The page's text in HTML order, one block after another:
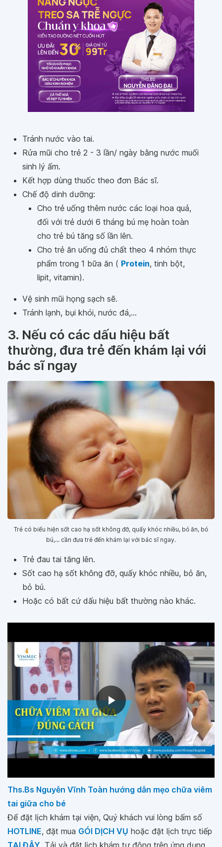
Tránh nước vào tai.
Rửa mũi cho trẻ 2 - 3 lần/ ngày bằng nước muối
sinh lý ấm.
Kết hợp dùng thuốc theo đơn Bác sĩ.
Chế độ dinh dưỡng:
Cho trẻ uống thêm nước các loại hoa quả,
đối với trẻ dưới 6 tháng bú mẹ hoàn toàn
cho trẻ bú tăng số lần lên.
Cho trẻ ăn uống đủ chất theo 4 nhóm thực
phẩm trong 1 bữa ăn ( Protein , tinh bột,
lipit, vitamin).
Vệ sinh mũi họng sạch sẽ.
Tránh lạnh, bụi khói, nước đá,...
3. Nếu có các dấu hiệu bất
thường, đưa trẻ đến khám lại với
bác sĩ ngay
Trẻ có biểu hiện sốt cao hạ sốt không đỡ, quấy khóc nhiều, bỏ ăn, bỏ
bú,... cần đưa trẻ đến khám lại với bác sĩ ngay.
Trẻ đau tai tăng lên.
Sốt cao hạ sốt không đỡ, quấy khóc nhiều, bỏ ăn,
bỏ bú.
Hoặc có bất cứ dấu hiệu bất thường nào khác.
Ths.Bs Nguyễn Vĩnh Toàn hướng dẫn mẹo chữa viêm
tai giữa cho bé
Để đặt lịch khám tại viện, Quý khách vui lòng bấm số
HOTLINE, đặt mua GÓI DỊCH VỤ hoặc đặt lịch trực tiếp